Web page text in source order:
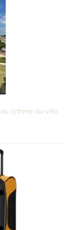
rythme du vélo